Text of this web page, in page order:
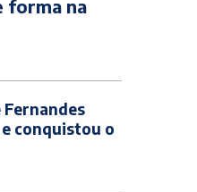
forma na
conquistou o